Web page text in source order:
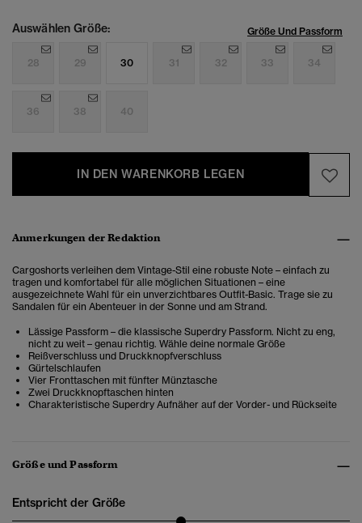
Auswählen Größe: Größe Und Passform
28 29 30 31 32 33 34
36 38 40
IN DEN WARENKORB LEGEN
Anmerkungen der Redaktion
Cargoshorts verleihen dem Vintage-Stil eine robuste Note – einfach zu
tragen und komfortabel für alle möglichen Situationen – eine
ausgezeichnete Wahl für ein unverzichtbares Outfit-Basic. Trage sie zu
Sandalen für ein Abenteuer in der Sonne und am Strand.
Lässige Passform – die klassische Superdry Passform. Nicht zu eng,
nicht zu weit – genau richtig. Wähle deine normale Größe
Reißverschluss und Druckknopfverschluss
Gürtelschlaufen
Vier Fronttaschen mit fünfter Münztasche
Zwei Druckknopftaschen hinten
Charakteristische Superdry Aufnäher auf der Vorder- und Rückseite
Größe und Passform
Entspricht der Größe